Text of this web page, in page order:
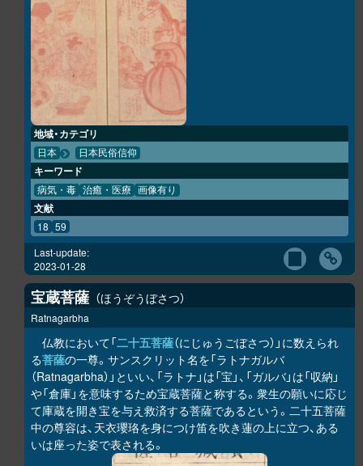
地域・カテゴリ
日本 日本民俗信仰
キーワード
病気・毒 治癒・医療 画像有り
文献
18 59
Last-update:
2023-01-28
宝蔵菩薩 ほうぞうぼさつ
Ratnagarbha
仏教において「二十五菩薩（にじゅうごぼさつ）」に数えられ
る菩薩の一尊。サンスクリット名を「ラトナガルバ
（Ratnagarbha）」といい、「ラトナ」は「宝」、「ガルバ」は「収納」
や「倉庫」を意味するため宝蔵菩薩と称する。衆生の願いに応じ
て庫蔵を開き宝を与え救済する菩薩であるという。二十五菩薩
中の尊容は、天衣瓔珞を身につけ笛を吹き蓮の上に立つ、ある
いは座った姿で表される。